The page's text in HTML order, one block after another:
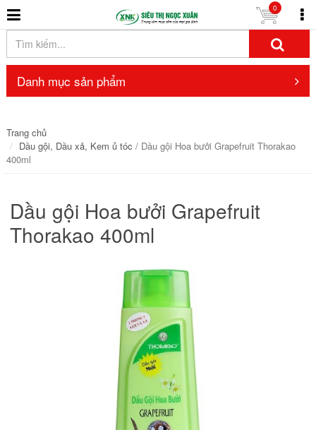
0
Danh mục sản phẩm
Trang chủ
Dầu gội, Dầu xả, Kem ủ tóc / Dầu gội Hoa bưởi Grapefruit Thorakao
400ml
Dầu gội Hoa bưởi Grapefruit
Thorakao 400ml